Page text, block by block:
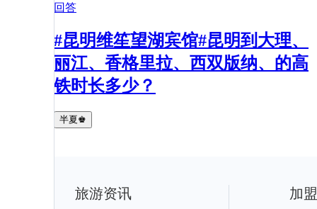
回答
#昆明维笙望湖宾馆#昆明到大理、
丽江、香格里拉、西双版纳、的高
铁时长多少？
半夏♚
旅游资讯 加